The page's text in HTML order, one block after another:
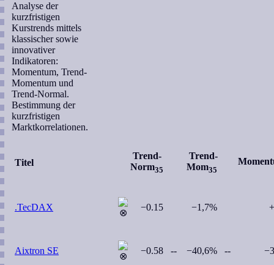
Analyse der
kurzfristigen
Kurstrends mittels
klassischer sowie
innovativer
Indikatoren:
Momentum, Trend-
Momentum und
Trend-Normal.
Bestimmung der
kurzfristigen
Marktkorrelationen.
Titel
Trend-
Norm35
Trend-
Mom35
.TecDAX −0.15 −1,7%
Aixtron SE −0.58 -- −40,6% --